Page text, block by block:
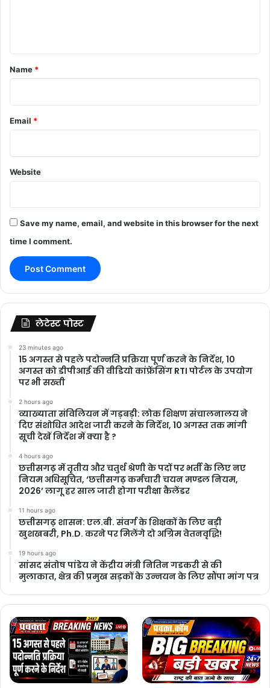
*
Name *
Email *
Website
Save my name, email, and website in this browser for the next
time I comment.
लेटेस्ट पोस्ट
23 minutes ago
15 अगस्त से पहले पदोन्नति प्रक्रिया पूर्ण करने के निर्देश, 10
अगस्त को डीपीआई की वीडियो कांफ्रेंसिंग RTI पोर्टल के उपयोग
पर भी सख्ती
2 hours ago
​व्याख्याता संविलियन में गड़बड़ी: लोक शिक्षण संचालनालय ने
दिए संशोधित आदेश जारी करने के निर्देश, 10 अगस्त तक मांगी
सूची देखें निर्देश में क्या है ?
4 hours ago
छत्तीसगढ़ में तृतीय और चतुर्थ श्रेणी के पदों पर भर्ती के लिए नए
नियम अधिसूचित, ‘छत्तीसगढ़ कर्मचारी चयन मण्डल नियम,
2026’ लागू हर साल जारी होगा परीक्षा कैलेंडर
11 hours ago
छत्तीसगढ़ शासन: एल.बी. संवर्ग के शिक्षकों के लिए बड़ी
खुशखबरी, Ph.D. करने पर मिलेंगे दो अग्रिम वेतनवृद्धि!
19 hours ago
सांसद संतोष पांडेय ने केंद्रीय मंत्री नितिन गडकरी से की
मुलाकात, क्षेत्र की प्रमुख सड़कों के उन्नयन के लिए सौंपा मांग पत्र